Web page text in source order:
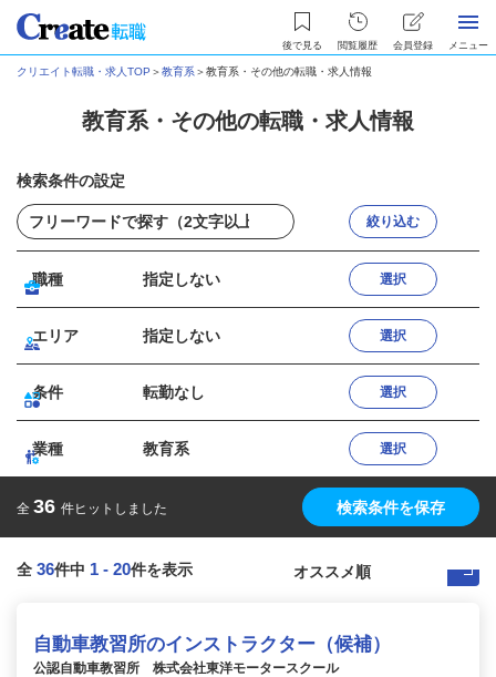
後で見る 閲覧履歴 会員登録 メニュー
クリエイト転職・求人TOP ＞教育系＞教育系・その他の転職・求人情報
教育系・その他の転職・求人情報
検索条件の設定
絞り込む
職種 指定しない 選択
エリア 指定しない 選択
条件 転勤なし 選択
業種 教育系 選択
全 36 件ヒットしました 検索条件を保存
全 36件中 1 - 20件を表示
自動車教習所のインストラクター（候補）
公認自動車教習所 株式会社東洋モータースクール